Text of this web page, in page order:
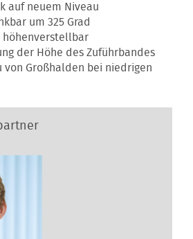
auf neuem Niveau
um 325 Grad
höhenverstellbar
der Höhe des Zuführbandes
von Großhalden bei niedrigen